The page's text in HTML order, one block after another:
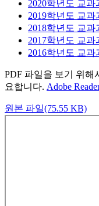
2020학년도 교과
2019학년도 교과
2018학년도 교과
2017학년도 교과
2016학년도 교과
PDF 파일을 보기 위해
요합니다. Adobe
원본 파일(75.55 KB)